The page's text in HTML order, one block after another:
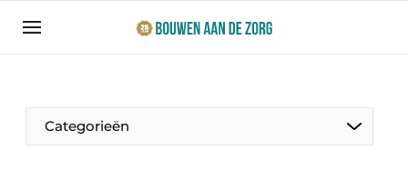
Aanmelden
Bedrijven
Bouwen aan de Zorg | Vakblad over bouw en
Categorieën